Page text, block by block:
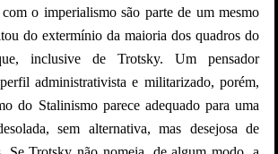
com o imperialismo são parte de um mesmo
do extermínio da maioria dos quadros do
inclusive de Trotsky. Um pensador
administrativista e militarizado, porém,
do Stalinismo parece adequado para uma
sem alternativa, mas desejosa de